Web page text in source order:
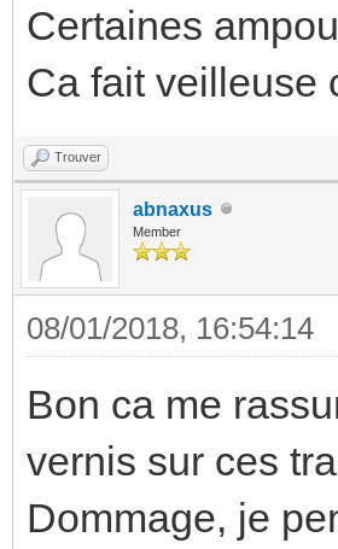
Certaines
Ca fait veilleuse
Trouver
abnaxus
Member
08/01/2018, 16:54:14
Bon ca me
vernis sur ces
Dommage, je